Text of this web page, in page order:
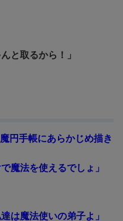
と取るから！」
円手帳にあらかじめ描き
魔法を使えるでしょ」
は魔法使いの弟子よ」